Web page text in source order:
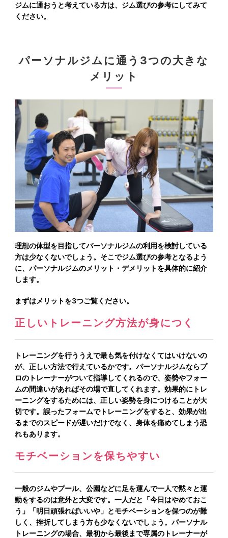
ジムに通おうと考えている方は、ジム選びの参考にしてみて
ください。
パーソナルジムに通う3つの大きな
メリット
理想の体型を目指してパーソナルジムの利用を検討している
方は少なくないでしょう。そこでジム選びの参考となるよう
に、パーソナルジムのメリット・デメリットを具体的に紹介
します。
まずはメリットを3つご覧ください。
正しいトレーニング方法が身につく
トレーニングを行ううえで最も気を付けなくてはいけないの
が、正しい方法で行えているかです。パーソナルジムならプ
ロのトレーナーがついて指導してくれるので、姿勢やフォー
ムの間違いがあればその場で直してくれます。効果的にトレ
ーニングをするためには、正しい姿勢を身につけることが大
切です。誤ったフォームでトレーニングをすると、効果が出
るまでのスピードが遅いだけでなく、身体を痛めてしまう恐
れもあります。
モチベーションを保ちやすい
一般のジムやプール、公園などに足を運んで一人で黙々と運
動をするのは意外と大変です。一人だと「今日はやめておこ
う」「明日頑張ればいいや」とモチベーションを保つのが難
しく、挫折してしまう方も少なくないでしょう。パーソナル
トレーニングの場合、最初から最後まで専属のトレーナーが